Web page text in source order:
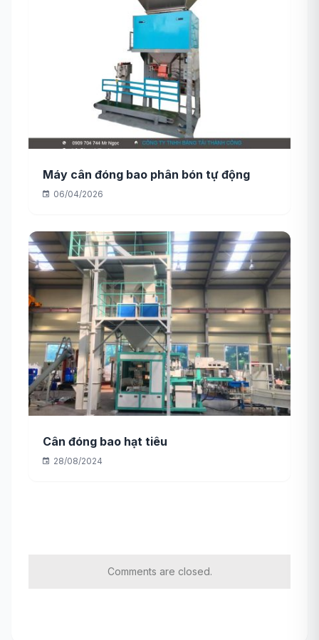
Máy cân đóng bao phân bón tự động
06/04/2026
Cân đóng bao hạt tiêu
28/08/2024
Comments are closed.